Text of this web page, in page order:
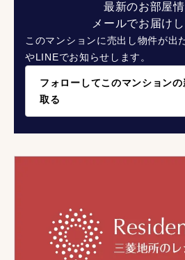
最新のお部屋
メールでお届けし
このマンションに売出し物件が出
やLINEでお知らせします。
フォローしてこのマンション
取る